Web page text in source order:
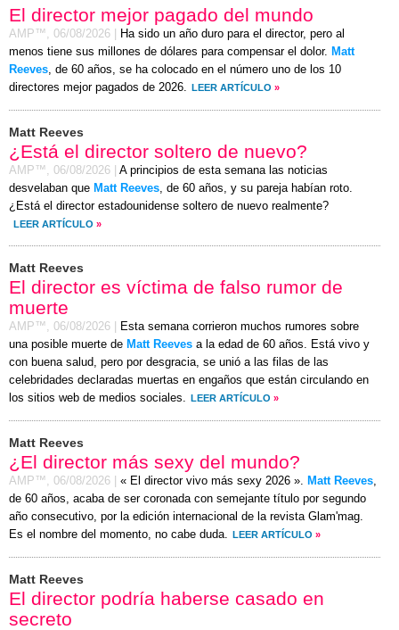
El director mejor pagado del mundo
AMP™, 06/08/2026
Ha sido un año duro para el director, pero al
menos tiene sus millones de dólares para compensar el dolor. Matt
Reeves , de 60 años, se ha colocado en el número uno de los 10
directores mejor pagados de 2026.
LEER ARTÍCULO »
Matt Reeves
¿Está el director soltero de nuevo?
AMP™, 06/08/2026
A principios de esta semana las noticias
desvelaban que Matt Reeves , de 60 años, y su pareja habían roto.
¿Está el director estadounidense soltero de nuevo realmente?
LEER ARTÍCULO »
Matt Reeves
El director es víctima de falso rumor de
muerte
AMP™, 06/08/2026
Esta semana corrieron muchos rumores sobre
una posible muerte de Matt Reeves a la edad de 60 años. Está vivo y
con buena salud, pero por desgracia, se unió a las filas de las
celebridades declaradas muertas en engaños que están circulando en
los sitios web de medios sociales.
LEER ARTÍCULO »
Matt Reeves
¿El director más sexy del mundo?
AMP™, 06/08/2026 « El director vivo más sexy 2026 ». Matt Reeves
de 60 años, acaba de ser coronada con semejante título por segundo
año consecutivo, por la edición internacional de la revista Glam'mag.
Es el nombre del momento, no cabe duda.
LEER ARTÍCULO »
Matt Reeves
El director podría haberse casado en
secreto